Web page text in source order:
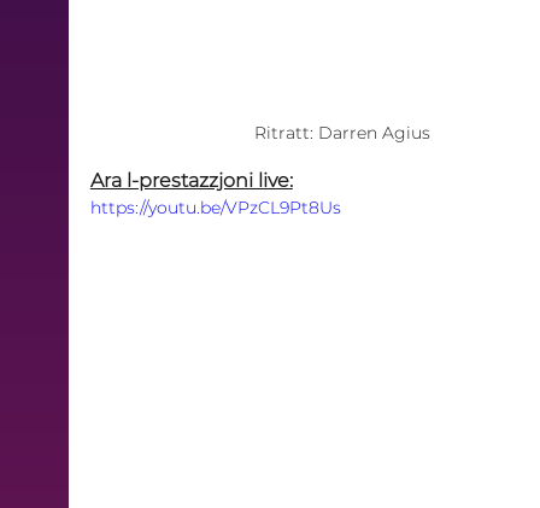
Ritratt: Darren Agius
Ara l-prestazzjoni live:
https://youtu.be/VPzCL9Pt8Us